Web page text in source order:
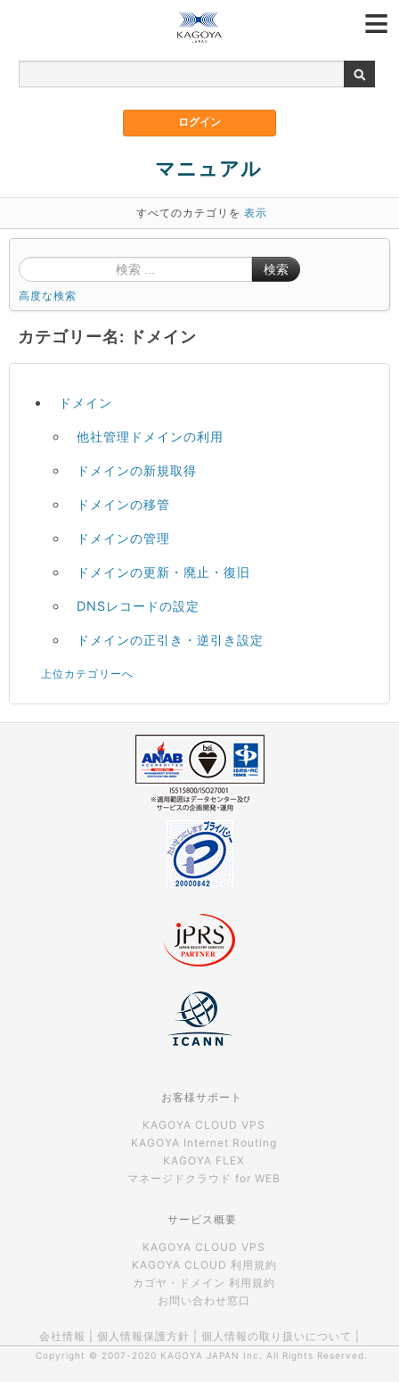
マニュアル
すべてのカテゴリを 表示
検索
高度な検索
カテゴリー名: ドメイン
ドメイン
他社管理ドメインの利用
ドメインの新規取得
ドメインの移管
ドメインの管理
ドメインの更新・廃止・復旧
DNSレコードの設定
ドメインの正引き・逆引き設定
上位カテゴリーへ
お客様サポート
KAGOYA CLOUD VPS
KAGOYA Internet Routing
KAGOYA FLEX
マネージドクラウド for WEB
サービス概要
KAGOYA CLOUD VPS
KAGOYA CLOUD 利用規約
カゴヤ・ドメイン 利用規約
お問い合わせ窓口
会社情報 個人情報保護方針 個人情報の取り扱いについて
Copyright © 2007-2020 KAGOYA JAPAN Inc. All Rights Reserved.